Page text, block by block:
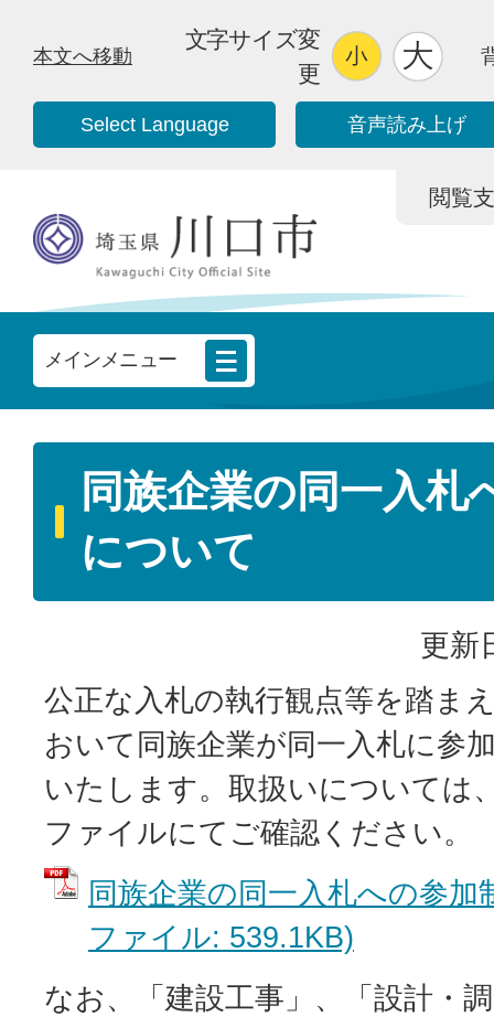
本文へ移動
文字サイズ変
更
Select Language 音声読み上げ
閲覧
メインメニュー
同族企業の同一入札
について
更新
公正な入札の執行観点等を踏ま
おいて同族企業が同一入札に参
いたします。取扱いについては
ファイルにてご確認ください。
同族企業の同一入札への参
ファイル: 539.1KB)
なお、「建設工事」、「設計・